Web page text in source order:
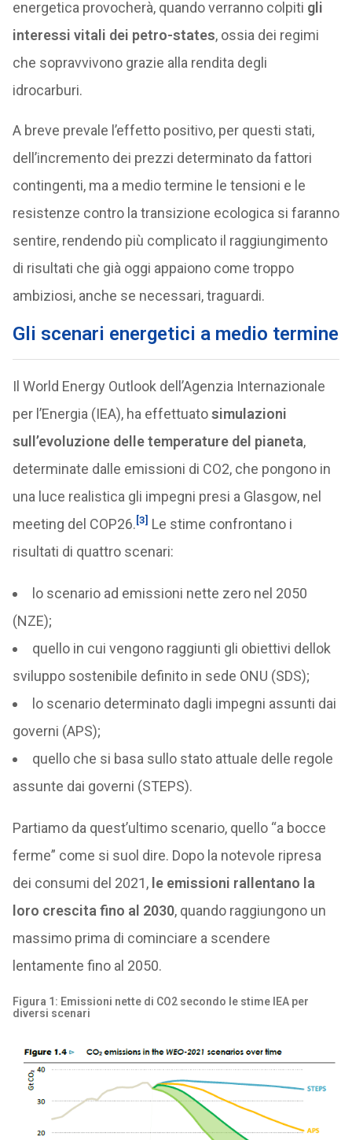
energetica provocherà, quando verranno colpiti gli
interessi vitali dei petro-states, ossia dei regimi
che sopravvivono grazie alla rendita degli
idrocarburi.
A breve prevale l’effetto positivo, per questi stati,
dell’incremento dei prezzi determinato da fattori
contingenti, ma a medio termine le tensioni e le
resistenze contro la transizione ecologica si faranno
sentire, rendendo più complicato il raggiungimento
di risultati che già oggi appaiono come troppo
ambiziosi, anche se necessari, traguardi.
Gli scenari energetici a medio termine
Il World Energy Outlook dell’Agenzia Internazionale
per l’Energia (IEA), ha effettuatosimulazioni
sull’evoluzione delle temperature del pianeta,
determinate dalle emissioni di CO2, che pongono in
una luce realistica gli impegni presi a Glasgow, nel
meeting del COP26.[3] Le stime confrontano i
risultati di quattro scenari:
lo scenario ad emissioni nette zero nel 2050
(NZE);
quello in cui vengono raggiunti gli obiettivi dellok
sviluppo sostenibile definito in sede ONU (SDS);
lo scenario determinato dagli impegni assunti dai
governi (APS);
quello che si basa sullo stato attuale delle regole
assunte dai governi (STEPS).
Partiamo da quest’ultimo scenario, quello “a bocce
ferme” come si suol dire. Dopo la notevole ripresa
dei consumi del 2021, le emissioni rallentano la
loro crescita fino al 2030, quando raggiungono un
massimo prima di cominciare a scendere
lentamente fino al 2050.
Figura 1: Emissioni nette di CO2 secondo le stime IEA per
diversi scenari